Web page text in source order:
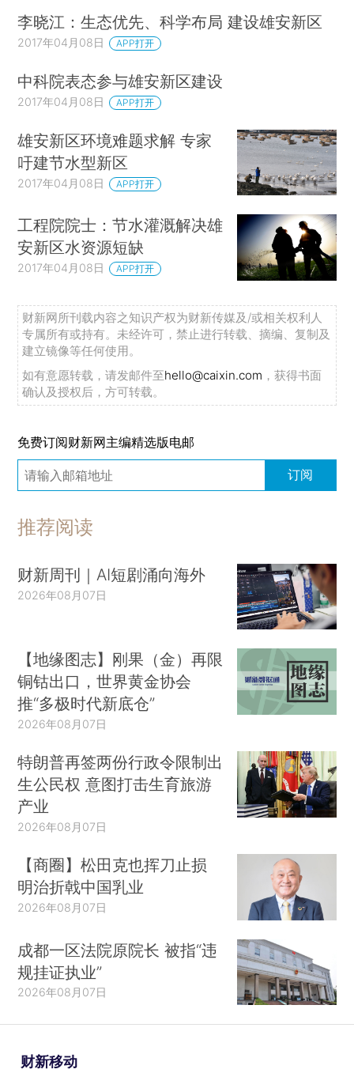
李晓江：生态优先、科学布局 建设雄安新区
2017年04月08日 APP打开
中科院表态参与雄安新区建设
2017年04月08日 APP打开
雄安新区环境难题求解 专家
吁建节水型新区
2017年04月08日 APP打开
工程院院士：节水灌溉解决雄
安新区水资源短缺
2017年04月08日 APP打开
财新网所刊载内容之知识产权为财新传媒及/或相关权利人
专属所有或持有。未经许可，禁止进行转载、摘编、复制及
建立镜像等任何使用。
如有意愿转载，请发邮件至hello@caixin.com ，获得书面
确认及授权后，方可转载。
免费订阅财新网主编精选版电邮
订阅
推荐阅读
财新周刊｜AI短剧涌向海外
2026年08月07日
【地缘图志】刚果（金）再限
铜钴出口，世界黄金协会
推“多极时代新底仓”
2026年08月07日
特朗普再签两份行政令限制出
生公民权 意图打击生育旅游
产业
2026年08月07日
【商圈】松田克也挥刀止损
明治折戟中国乳业
2026年08月07日
成都一区法院原院长 被指“违
规挂证执业”
2026年08月07日
财新移动